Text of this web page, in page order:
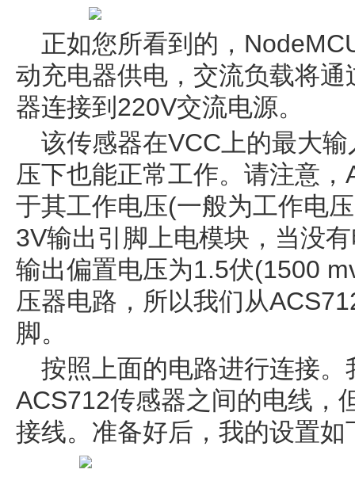
正如您所看到的，
动充电器供电，交流负载将
器连接到220V交流电源。
该传感器在VCC上的最大
压下也能正常工作。请注意
于其工作电压(一般为工作电
3V输出引脚上电模块，当没
输出偏置电压为1.5伏(1500
压器电路，所以我们从
脚。
按照上面的电路进行连接
ACS712传感器之间的电线，
接线。准备好后，我的设置如